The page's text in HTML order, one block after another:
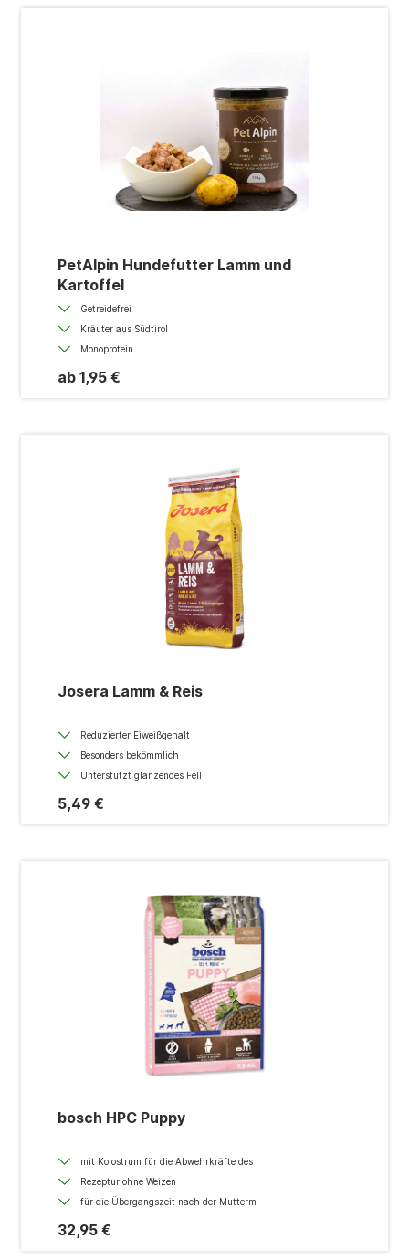
PetAlpin Hundefutter Lamm und
Kartoffel
Getreidefrei
Kräuter aus Südtirol
Monoprotein
ab 1,95 €
Josera Lamm & Reis
Reduzierter Eiweißgehalt
Besonders bekömmlich
Unterstützt glänzendes Fell
5,49 €
bosch HPC Puppy
mit Kolostrum für die Abwehrkräfte des
Rezeptur ohne Weizen
für die Übergangszeit nach der Mutterm
32,95 €